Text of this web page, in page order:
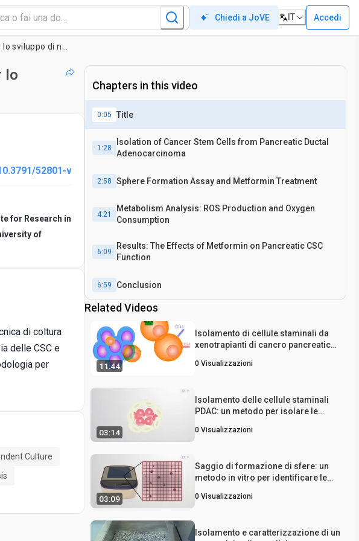
Chiedi a JoVE IT Accedi
lo
52801-v
for Research in
of
di coltura
delle CSC e
per
Culture
Chapters in this video
0:05 Title
1:28
Isolation of Cancer Stem Cells from Pancreatic Ductal
Adenocarcinoma
2:58 Sphere Formation Assay and Metformin Treatment
4:21
Metabolism Analysis: ROS Production and Oxygen
Consumption
6:09
Results: The Effects of Metformin on Pancreatic CSC
Function
6:59 Conclusion
Related Videos
11:44
Isolamento di cellule staminali da
xenotrapianti di cancro pancreatico
0 Visualizzazioni
03:14
Isolamento delle cellule staminali
PDAC: un metodo per isolare le
del pancreas
0 Visualizzazioni
03:09
Saggio di formazione di sfere: un
metodo in vitro per identificare le
pancreas e le terapie di screening
0 Visualizzazioni
Isolamento e caratterizzazione di un